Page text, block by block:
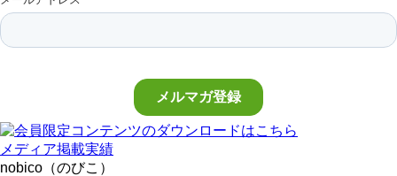
メディア掲載実績
nobico（のびこ）